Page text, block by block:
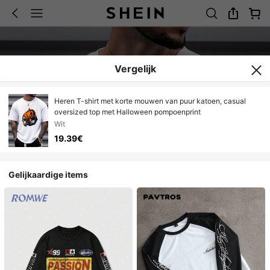
Vergelijk
Heren T-shirt met korte mouwen van puur katoen, casual
oversized top met Halloween pompoenprint
Wit
19.39€
Gelijkaardige items